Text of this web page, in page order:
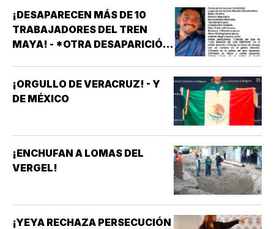
¡DESAPARECEN MÁS DE 10
TRABAJADORES DEL TREN
MAYA! - *OTRA DESAPARICIÓN
¡ORGULLO DE VERACRUZ! - Y
DE MÉXICO
¡ENCHUFAN A LOMAS DEL
VERGEL!
¡YEYA RECHAZA PERSECUCIÓN